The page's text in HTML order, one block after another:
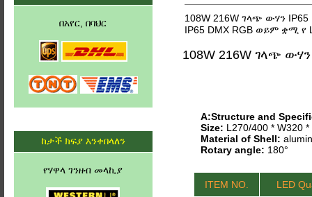
108W 216W ገላጭ ውሃን
IP65 DMX RGB ወይም ቋሚ የ
108W 216W ገላጭ
A:Structure and
Size: L270/400 * W320
Material of Shell:
Rotary angle: 180°
ITEM NO. LED
በአየር, በባህር
ከታች ክፍያ እንቀበላለን
የሃዋላ ገንዘብ መላኪያ